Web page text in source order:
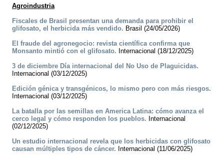
Agroindustria
Fiscales de Brasil presentan una demanda para prohibir el
glifosato, el herbicida más vendido. Brasil (24/05/2026)
El fraude del agronegocio: revista científica confirma que
Monsanto mintió con el glifosato. Internacional (18/12/2025)
3 de diciembre Día internacional del No Uso de Plaguicidas.
Internacional (03/12/2025)
Edición génica y transgénicos, lo mismo pero con más riesgos.
Internacional (03/12/2025)
La batalla por las semillas en America Latina: cómo avanza el
cerco legal y cómo responden los pueblos. Internacional
(02/12/2025)
Un estudio internacional revela que los herbicidas con glifosato
causan múltiples tipos de cáncer. Internacional (11/06/2025)